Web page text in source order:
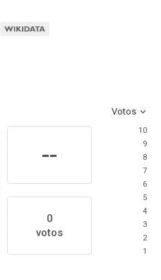
Votos
--
0
votos
10
9
8
7
6
5
4
3
2
1